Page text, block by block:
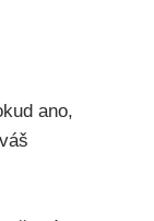
ano,